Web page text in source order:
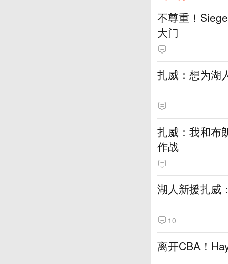
不尊重！
大门
扎威：想为湖
扎威：我和布
作战
湖人新援扎威
10
离开CBA！